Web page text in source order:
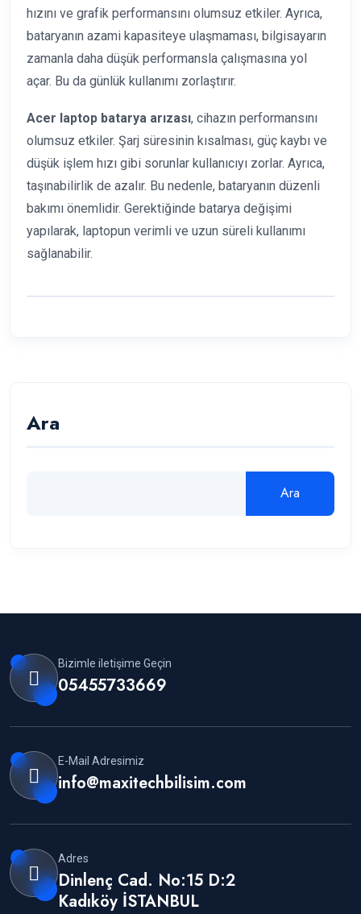
hızını ve grafik performansını olumsuz etkiler. Ayrıca,
bataryanın azami kapasiteye ulaşmaması, bilgisayarın
zamanla daha düşük performansla çalışmasına yol
açar. Bu da günlük kullanımı zorlaştırır.
Acer laptop batarya arızası, cihazın performansını
olumsuz etkiler. Şarj süresinin kısalması, güç kaybı ve
düşük işlem hızı gibi sorunlar kullanıcıyı zorlar. Ayrıca,
taşınabilirlik de azalır. Bu nedenle, bataryanın düzenli
bakımı önemlidir. Gerektiğinde batarya değişimi
yapılarak, laptopun verimli ve uzun süreli kullanımı
sağlanabilir.
Ara
Ara
Bizimle iletişime Geçin
05455733669
E-Mail Adresimiz
info@maxitechbilisim.com
Adres
Dinlenç Cad. No:15 D:2
Kadıköy İSTANBUL